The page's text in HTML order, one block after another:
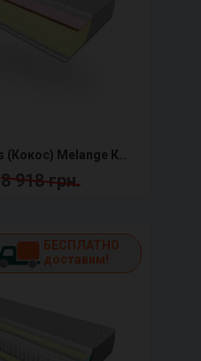
8 918 грн.
БЕСПЛАТНО
доставим!